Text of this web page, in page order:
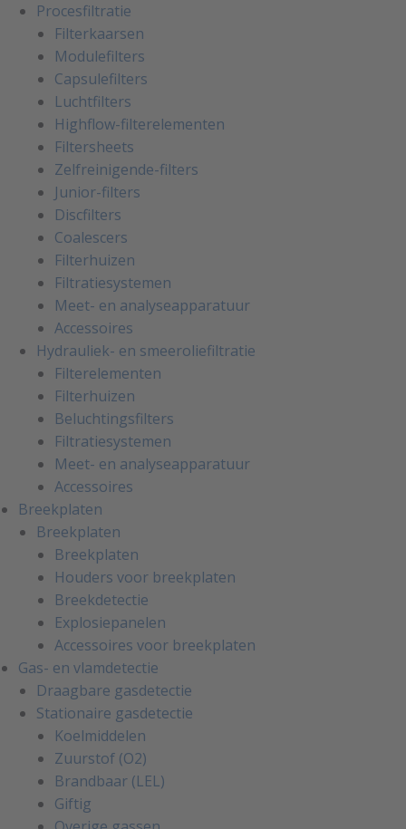
Procesfiltratie
Filterkaarsen
Modulefilters
Capsulefilters
Luchtfilters
Highflow-filterelementen
Filtersheets
Zelfreinigende-filters
Junior-filters
Discfilters
Coalescers
Filterhuizen
Filtratiesystemen
Meet- en analyseapparatuur
Accessoires
Hydrauliek- en smeeroliefiltratie
Filterelementen
Filterhuizen
Beluchtingsfilters
Filtratiesystemen
Meet- en analyseapparatuur
Accessoires
Breekplaten
Breekplaten
Breekplaten
Houders voor breekplaten
Breekdetectie
Explosiepanelen
Accessoires voor breekplaten
Gas- en vlamdetectie
Draagbare gasdetectie
Stationaire gasdetectie
Koelmiddelen
Zuurstof (O2)
Brandbaar (LEL)
Giftig